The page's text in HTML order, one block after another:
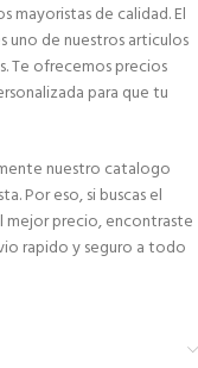
mayoristas de calidad. El
uno de nuestros articulos
Te ofrecemos precios
para que tu
nuestro catalogo
Por eso, si buscas el
mejor precio, encontraste
rapido y seguro a todo